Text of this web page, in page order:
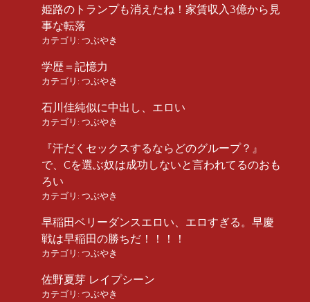
姫路のトランプも消えたね！家賃収入3億から見
事な転落
カテゴリ: つぶやき
学歴＝記憶力
カテゴリ: つぶやき
石川佳純似に中出し、エロい
カテゴリ: つぶやき
『汗だくセックスするならどのグループ？』
で、Cを選ぶ奴は成功しないと言われてるのおも
ろい
カテゴリ: つぶやき
早稲田ベリーダンスエロい、エロすぎる。早慶
戦は早稲田の勝ちだ！！！！
カテゴリ: つぶやき
佐野夏芽 レイプシーン
カテゴリ: つぶやき